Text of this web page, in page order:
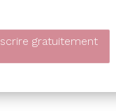
gratuitement